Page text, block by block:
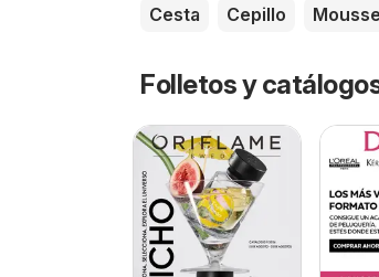
Cesta
Cepillo Mousse
Folletos y